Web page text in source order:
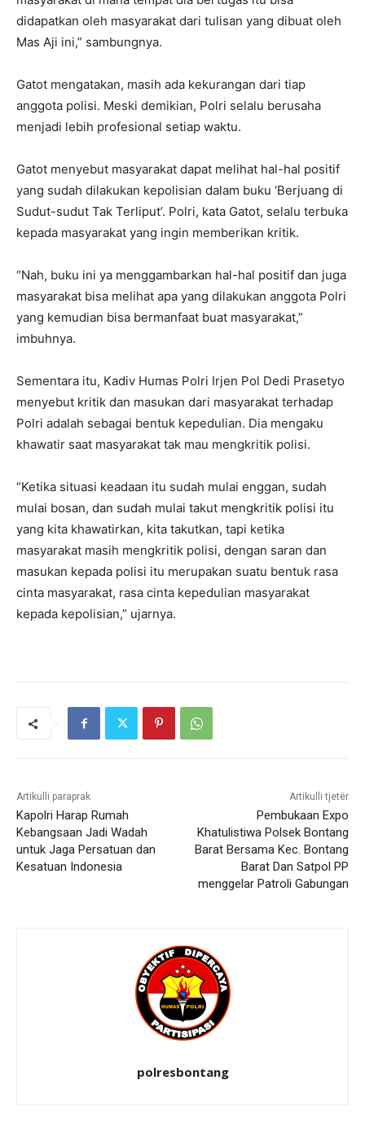
didapatkan oleh masyarakat dari tulisan yang dibuat oleh
Mas Aji ini,” sambungnya.
Gatot mengatakan, masih ada kekurangan dari tiap
anggota polisi. Meski demikian, Polri selalu berusaha
menjadi lebih profesional setiap waktu.
Gatot menyebut masyarakat dapat melihat hal-hal positif
yang sudah dilakukan kepolisian dalam buku ‘Berjuang di
Sudut-sudut Tak Terliput’. Polri, kata Gatot, selalu terbuka
kepada masyarakat yang ingin memberikan kritik.
“Nah, buku ini ya menggambarkan hal-hal positif dan juga
masyarakat bisa melihat apa yang dilakukan anggota Polri
yang kemudian bisa bermanfaat buat masyarakat,”
imbuhnya.
Sementara itu, Kadiv Humas Polri Irjen Pol Dedi Prasetyo
menyebut kritik dan masukan dari masyarakat terhadap
Polri adalah sebagai bentuk kepedulian. Dia mengaku
khawatir saat masyarakat tak mau mengkritik polisi.
“Ketika situasi keadaan itu sudah mulai enggan, sudah
mulai bosan, dan sudah mulai takut mengkritik polisi itu
yang kita khawatirkan, kita takutkan, tapi ketika
masyarakat masih mengkritik polisi, dengan saran dan
masukan kepada polisi itu merupakan suatu bentuk rasa
cinta masyarakat, rasa cinta kepedulian masyarakat
kepada kepolisian,” ujarnya.
Artikulli paraprak
Kapolri Harap Rumah
Kebangsaan Jadi Wadah
untuk Jaga Persatuan dan
Kesatuan Indonesia
Artikulli tjetër
Pembukaan Expo
Khatulistiwa Polsek Bontang
Barat Bersama Kec. Bontang
Barat Dan Satpol PP
menggelar Patroli Gabungan
polresbontang